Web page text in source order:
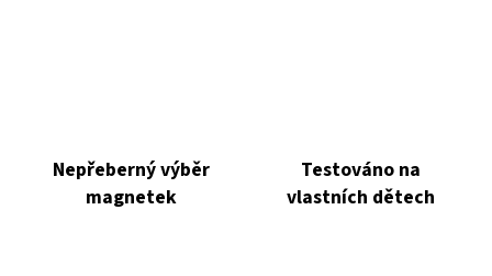
Nepřeberný výběr
magnetek
Testováno na
vlastních dětech